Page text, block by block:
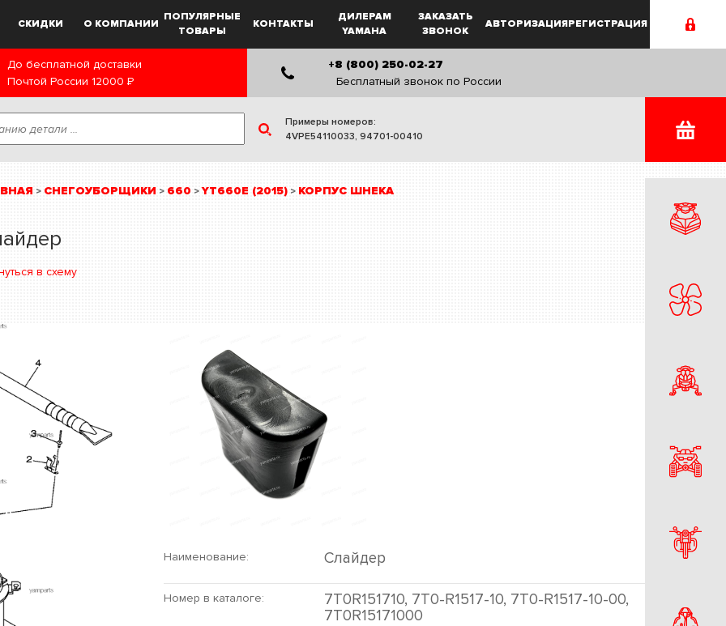
СКИДКИ О КОМПАНИИ
ПОПУЛЯРНЫЕ
ТОВАРЫ
КОНТАКТЫ
ДИЛЕРАМ
YAMAHA
ЗАКАЗАТЬ
ЗВОНОК
АВТОРИЗАЦИЯРЕГИСТРАЦИЯ
До бесплатной доставки
Почтой России 12000 Р
+8 (800) 250-02-27
Бесплатный звонок по России
Примеры номеров:
4VPE54110033, 94701-00410
> СНЕГОУБОРЩИКИ > 660 >YT660E (2015) > КОРПУС ШНЕКА
в схему
Наименование: Слайдер
Номер в каталоге:
7T0R151710, 7T0-R1517-10, 7T0-R1517-10-00,
7T0R15171000